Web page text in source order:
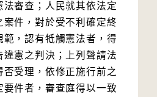
法審查；人民就其依法定
件，對於受不利確定終
範，認有牴觸憲法者，得
憲之判決；上列聲請法
受理，依修正施行前之
件者，審查庭得以一致